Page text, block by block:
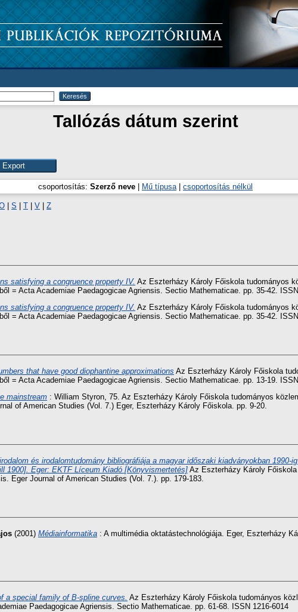
Tallózás dátum szerint
csoportosítás: Szerző neve Mű típusa| csoportosítás nélkül
S T V Z
satisfying a congruence property IV. Az Eszterházy Károly Főiskola tudományos
= Acta Academiae Paedagogicae Agriensis. Sectio Mathematicae. pp. 35-42.
satisfying a congruence property IV. Az Eszterházy Károly Főiskola tudományos
= Acta Academiae Paedagogicae Agriensis. Sectio Mathematicae. pp. 35-42.
that have good diophantine approximations Az Eszterházy Károly Főiskola
= Acta Academiae Paedagogicae Agriensis. Sectio Mathematicae. pp. 13-19.
mainstream : William Styron, 75. Az Eszterházy Károly Főiskola tudományos
of American Studies (Vol. 7.) Eger, Eszterházy Károly Főiskola. pp. 9-20.
és irodalomtudomány bibliográfiája a magyar időszaki kiadványokban 1990-
1900]. Eger: EKTF Líceum Kiadó [Könyvismertetés] Az Eszterházy Károly
Eger Journal of American Studies (Vol. 7.). pp. 179-183.
(2001) Médiainformatika : A multimédia oktatástechnológiája. Eger, Eszterházy
a special family of B-spline curves. Az Eszterházy Károly Főiskola tudományos
Paedagogicae Agriensis. Sectio Mathematicae. pp. 61-68. ISSN 1216-6014